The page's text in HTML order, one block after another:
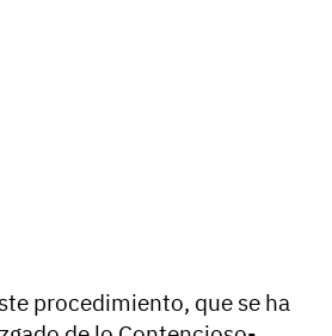
procedimiento, que se ha